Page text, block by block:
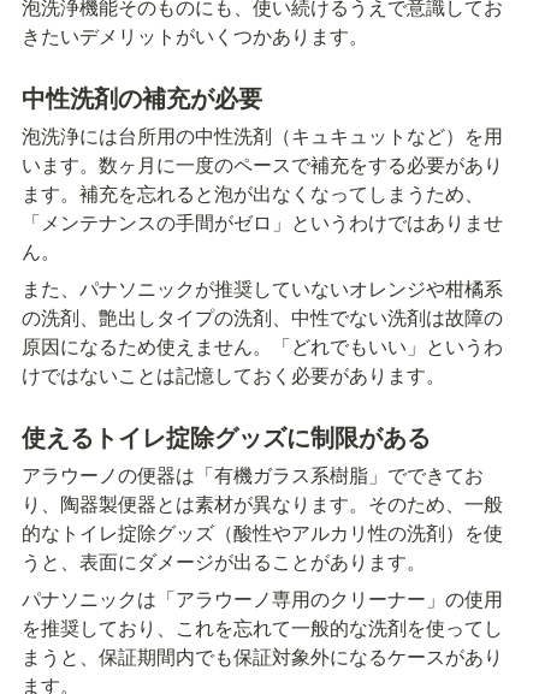
泡洗浄機能そのものにも、使い続けるうえで意識してお
きたいデメリットがいくつかあります。
中性洗剤の補充が必要
泡洗浄には台所用の中性洗剤（キュキュットなど）を用
います。数ヶ月に一度のペースで補充をする必要があり
ます。補充を忘れると泡が出なくなってしまうため、
「メンテナンスの手間がゼロ」というわけではありませ
ん。
また、パナソニックが推奨していないオレンジや柑橘系
の洗剤、艶出しタイプの洗剤、中性でない洗剤は故障の
原因になるため使えません。「どれでもいい」というわ
けではないことは記憶しておく必要があります。
使えるトイレ掟除グッズに制限がある
アラウーノの便器は「有機ガラス系樹脂」でできてお
り、陶器製便器とは素材が異なります。そのため、一般
的なトイレ掟除グッズ（酸性やアルカリ性の洗剤）を使
うと、表面にダメージが出ることがあります。
パナソニックは「アラウーノ専用のクリーナー」の使用
を推奨しており、これを忘れて一般的な洗剤を使ってし
まうと、保証期間内でも保証対象外になるケースがあり
ます。